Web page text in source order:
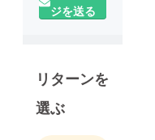
ジを送る
リターンを
選ぶ